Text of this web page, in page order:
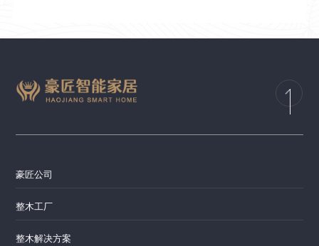
豪匠公司
整木工厂
整木解决方案